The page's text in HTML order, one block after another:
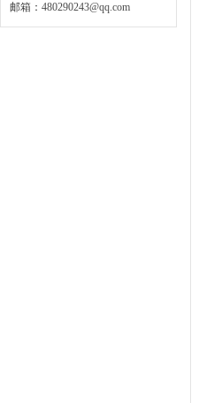
邮箱： 480290243@qq.com